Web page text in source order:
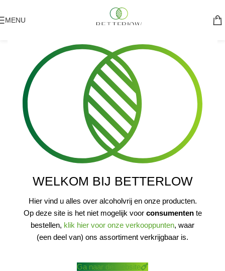
WELKOM BIJ BETTERLOW
Hier vind u alles over alcoholvrij en onze producten.
Op deze site is het niet mogelijk voor consumentente
bestellen, klik hier voor onze verkooppunten, waar
(een deel van) ons assortiment verkrijgbaar is.
Ga naar de website
MENU